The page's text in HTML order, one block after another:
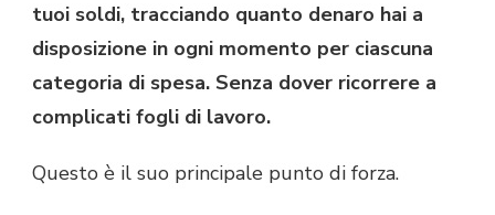
tuoi soldi, tracciando quanto denaro hai a
disposizione in ogni momento per ciascuna
categoria di spesa. Senza dover ricorrere a
complicati fogli di lavoro.
Questo è il suo principale punto di forza.